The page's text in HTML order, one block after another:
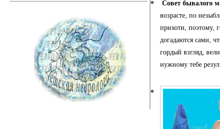
Совет бывалого
возрасте, по
прихоти, поэтому,
догадаются сами,
гордый взгляд,
нужному тебе